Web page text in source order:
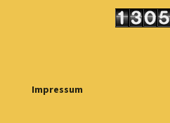
Impressum